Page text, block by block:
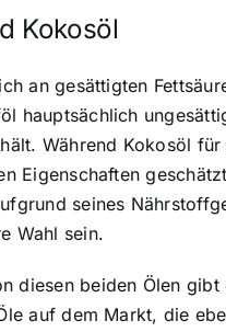
Kokosöl
an gesättigten
hauptsächlich
Während Kokosöl für
Eigenschaften
seines
Wahl sein.
diesen beiden Ölen gibt
auf dem Markt, die